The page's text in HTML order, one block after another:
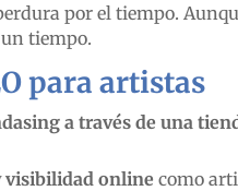
por el tiempo.
tiempo.
para artistas
a través de una
visibilidad online como